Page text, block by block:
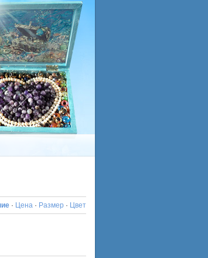
· Цена · Размер · Цвет